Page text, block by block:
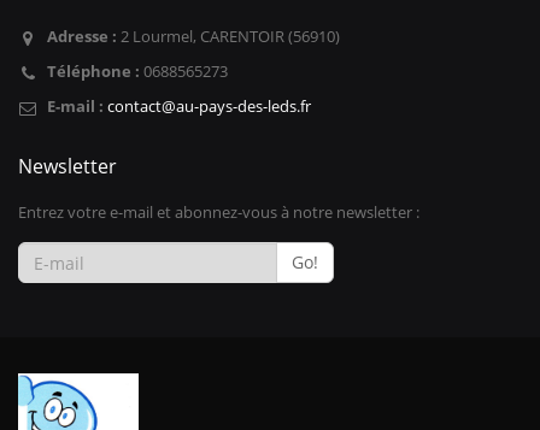
Adresse : 2 Lourmel, CARENTOIR (56910)
Téléphone : 0688565273
E-mail : contact@au-pays-des-leds.fr
Newsletter
Entrez votre e-mail et abonnez-vous à notre newsletter :
Go!